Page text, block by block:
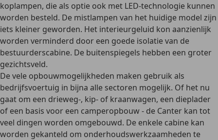
koplampen, die als optie ook met LED-technologie kunnen
worden besteld. De mistlampen van het huidige model zijn
iets kleiner geworden. Het interieurgeluid kon aanzienlijk
worden verminderd door een goede isolatie van de
bestuurderscabine. De buitenspiegels hebben een groter
gezichtsveld.
De vele opbouwmogelijkheden maken gebruik als
bedrijfsvoertuig in bijna alle sectoren mogelijk. Of het nu
gaat om een drieweg-, kip- of kraanwagen, een dieplader
of een basis voor een camperopbouw - de Canter kan tot
veel dingen worden omgebouwd. De enkele cabine kan
worden gekanteld om onderhoudswerkzaamheden te